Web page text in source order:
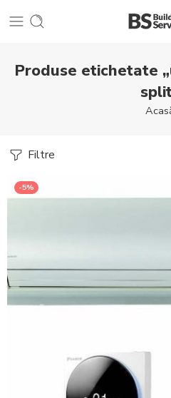
Produse etichetate
Filtre
-5%